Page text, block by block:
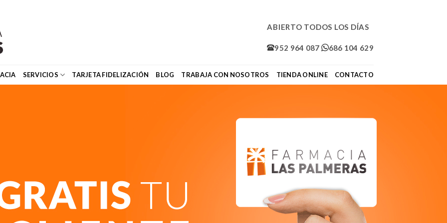
ABIERTO TODOS LOS DÍAS
952 964 087 686 104 629
SERVICIOS TARJETA FIDELIZACIÓN BLOG TRABAJA CON NOSOTROS TIENDA ONLINE CONTACTO